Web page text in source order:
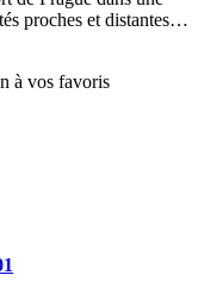
proches et distantes…